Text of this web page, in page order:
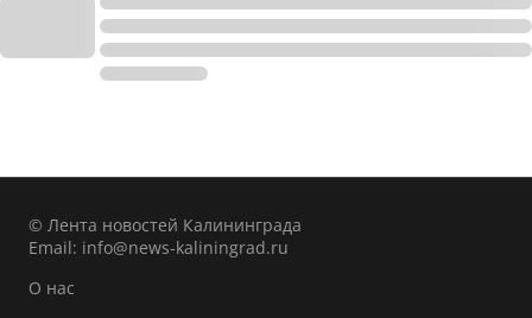
© Лента новостей Калининграда
Email: info@news-kaliningrad.ru
О нас